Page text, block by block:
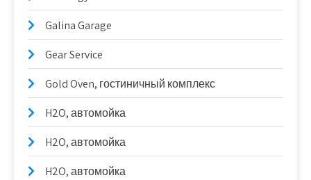
Galina Garage
Gear Service
Gold Oven, гостиничный комплекс
H2O, автомойка
H2O, автомойка
H2O, автомойка